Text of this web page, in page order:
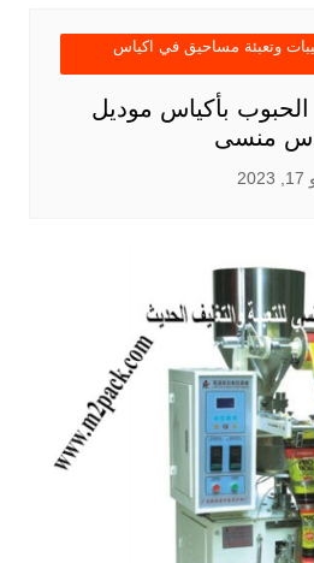
وتعبئة مساحيق في اكياس
الحبوب بأكياس موديل